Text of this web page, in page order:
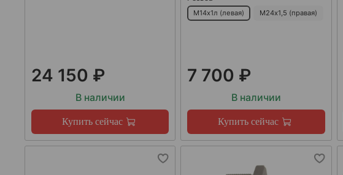
24 150 ₽
В наличии
Купить сейчас
М14х1л (левая) М24х1,5 (правая)
7 700 ₽
В наличии
Купить сейчас